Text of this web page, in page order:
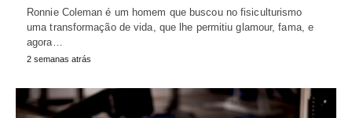
Ronnie Coleman é um homem que buscou no fisiculturismo
uma transformação de vida, que lhe permitiu glamour, fama, e
agora…
2 semanas atrás